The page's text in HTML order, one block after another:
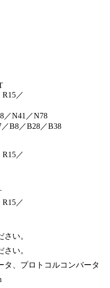
／
／N41／N78
B8／B28／B38
／
／
い。
い。
タ、プロトコルコンバータ